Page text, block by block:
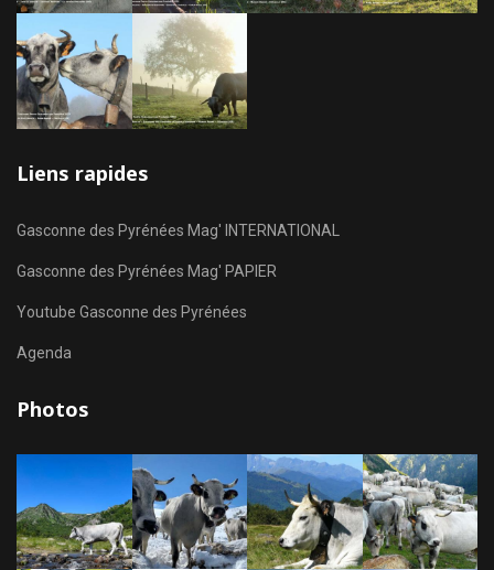
Liens rapides
Gasconne des Pyrénées Mag' INTERNATIONAL
Gasconne des Pyrénées Mag' PAPIER
Youtube Gasconne des Pyrénées
Agenda
Photos